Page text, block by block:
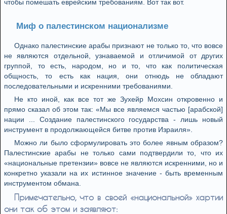
чтобы помешать еврейским требованиям. Вот так вот.
Миф о палестинском национализме
Однако палестинские арабы признают не только то, что вовсе
не являются отдельной, узнаваемой и отличимой от других
группой, то есть, народом, но и то, что как политическая
общность, то есть как нация, они отнюдь не обладают
последовательными и искренними требованиями.
Не кто иной, как все тот же Зухейр Мохсин откровенно и
прямо сказал об этом так: «Мы все являемся частью [арабской]
нации ... Создание палестинского государства - лишь новый
инструмент в продолжающейся битве против Израиля».
Можно ли было сформулировать это более явным образом?
Палестинские арабы не только сами подтвердили то, что их
«национальные претензии» вовсе не являются искренними, но и
конкретно указали на их истинное значение - быть временным
инструментом обмана.
Примечательно, что в своей «национальной» хартии
они так об этом и заявляют: